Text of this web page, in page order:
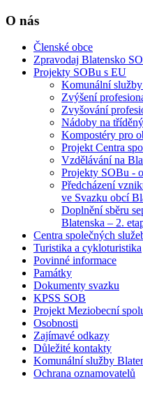
O nás
Členské obce
Zpravodaj Blatensko
Projekty SOBu s EU
Komunální
Zvýšení
Zvyšování
Nádoby na
Kompostéry pro
Projekt Centra
Vzdělávání na
Projekty SOBu -
Předcházení
ve Svazku obcí
Doplnění sběru
Blatenska – 2.
Centra společných
Turistika a cykloturistika
Povinné informace
Památky
Dokumenty svazku
KPSS SOB
Projekt Meziobecní
Osobnosti
Zajímavé odkazy
Důležité kontakty
Komunální služby
Ochrana oznamovatelů